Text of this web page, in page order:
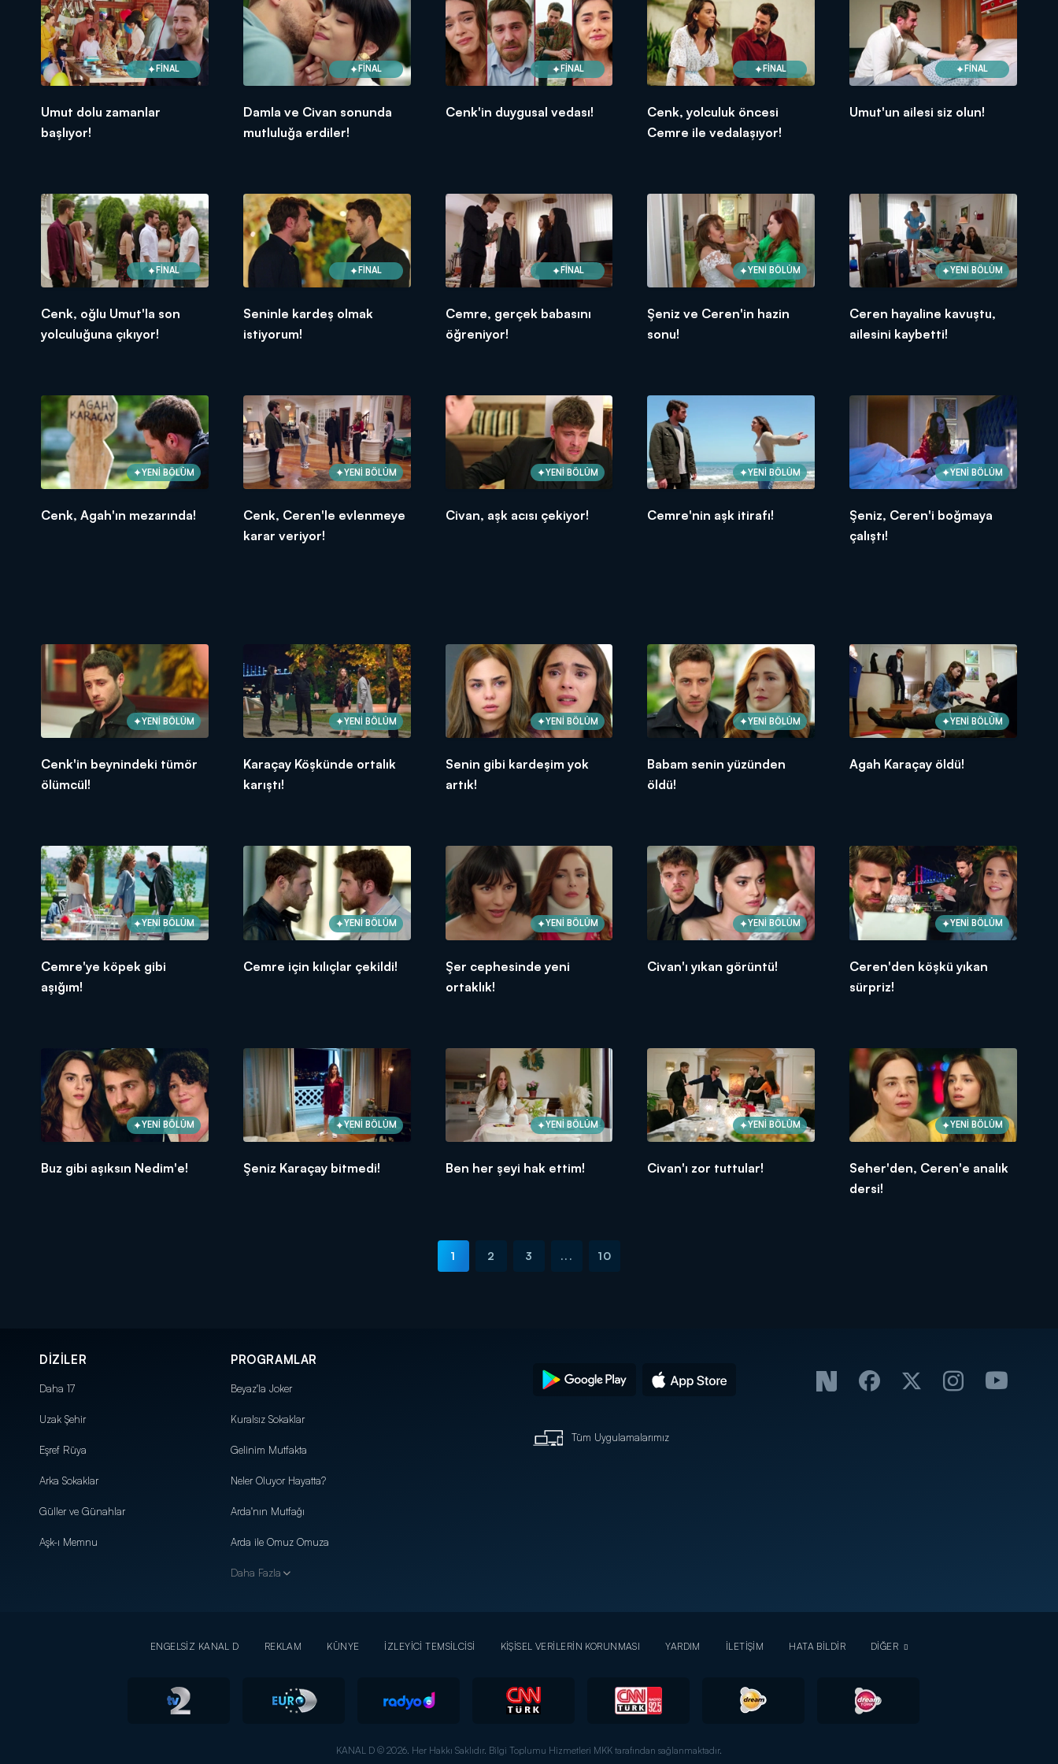
FİNAL
Umut dolu zamanlar
başlıyor!
FİNAL
Damla ve Civan sonunda
mutluluğa erdiler!
FİNAL
Cenk'in duygusal vedası!
FİNAL
Cenk, yolculuk öncesi
Cemre ile vedalaşıyor!
FİNAL
Umut'un ailesi siz olun!
FİNAL
Cenk, oğlu Umut'la son
yolculuğuna çıkıyor!
FİNAL
Seninle kardeş olmak
istiyorum!
FİNAL
Cemre, gerçek babasını
öğreniyor!
YENİ BÖLÜM
Şeniz ve Ceren'in hazin
sonu!
YENİ BÖLÜM
Ceren hayaline kavuştu,
ailesini kaybetti!
YENİ BÖLÜM
Cenk, Agah'ın mezarında!
YENİ BÖLÜM
Cenk, Ceren'le evlenmeye
karar veriyor!
YENİ BÖLÜM
Civan, aşk acısı çekiyor!
YENİ BÖLÜM
Cemre'nin aşk itirafı!
YENİ BÖLÜM
Şeniz, Ceren'i boğmaya
çalıştı!
YENİ BÖLÜM
Cenk'in beynindeki tümör
ölümcül!
YENİ BÖLÜM
Karaçay Köşkünde ortalık
karıştı!
YENİ BÖLÜM
Senin gibi kardeşim yok
artık!
YENİ BÖLÜM
Babam senin yüzünden
öldü!
YENİ BÖLÜM
Agah Karaçay öldü!
YENİ BÖLÜM
Cemre'ye köpek gibi
aşığım!
YENİ BÖLÜM
Cemre için kılıçlar çekildi!
YENİ BÖLÜM
Şer cephesinde yeni
ortaklık!
YENİ BÖLÜM
Civan'ı yıkan görüntü!
YENİ BÖLÜM
Ceren'den köşkü yıkan
sürpriz!
YENİ BÖLÜM
Buz gibi aşıksın Nedim'e!
YENİ BÖLÜM
Şeniz Karaçay bitmedi!
YENİ BÖLÜM
Ben her şeyi hak ettim!
YENİ BÖLÜM
Civan'ı zor tuttular!
YENİ BÖLÜM
Seher'den, Ceren'e analık
dersi!
1 2 3 ... 10
DİZİLER
Daha 17
Uzak Şehir
Eşref Rüya
Arka Sokaklar
Güller ve Günahlar
Aşk-ı Memnu
PROGRAMLAR
Beyaz'la Joker
Kuralsız Sokaklar
Gelinim Mutfakta
Neler Oluyor Hayatta?
Arda'nın Mutfağı
Arda ile Omuz Omuza
Daha Fazla
Tüm Uygulamalarımız
ENGELSİZ KANAL D REKLAM KÜNYE İZLEYİCİ TEMSİLCİSİ KİŞİSEL VERİLERİN KORUNMASI YARDIM İLETİŞİM HATA BİLDİR DİĞER
KANAL D © 2026. Her Hakkı Saklıdır. Bilgi Toplumu Hizmetleri MKK tarafından sağlanmaktadır.